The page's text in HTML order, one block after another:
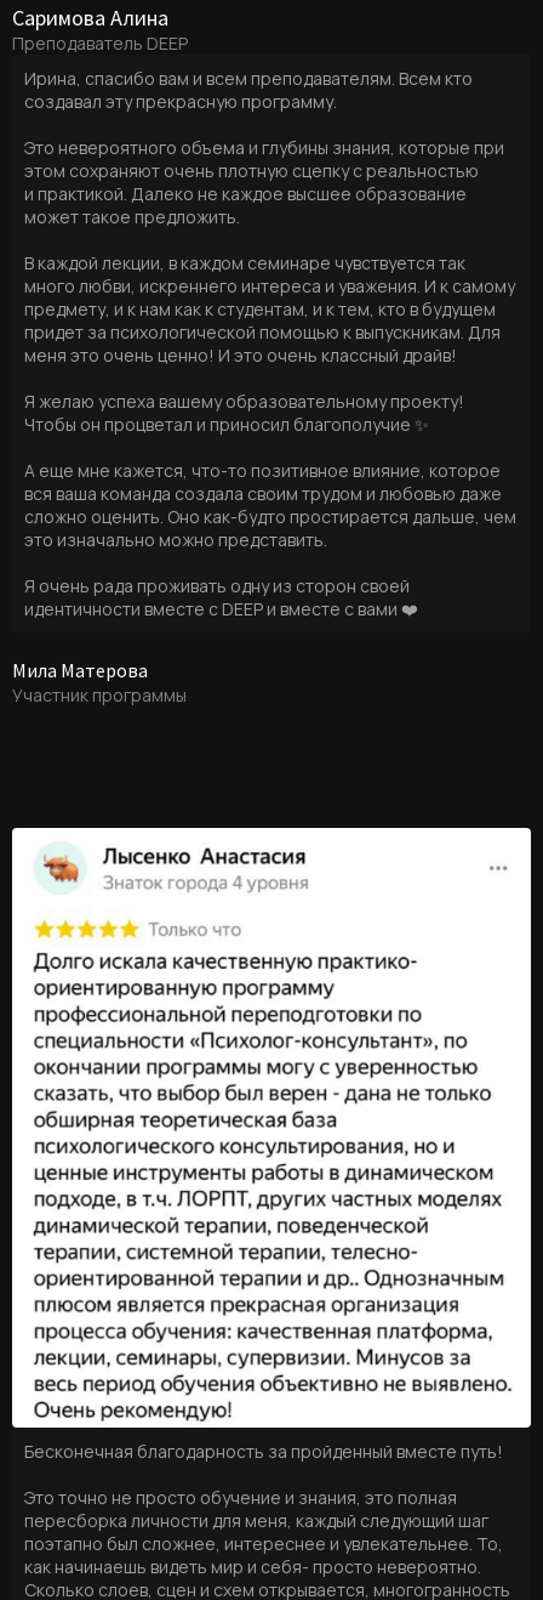
Саримова Алина
Преподаватель DEEP
Ирина, спасибо вам и всем преподавателям. Всем кто
создавал эту прекрасную программу.
Это невероятного объема и глубины знания, которые при
этом сохраняют очень плотную сцепку с реальностью
и практикой. Далеко не каждое высшее образование
может такое предложить.
В каждой лекции, в каждом семинаре чувствуется так
много любви, искреннего интереса и уважения. И к самому
предмету, и к нам как к студентам, и к тем, кто в будущем
придет за психологической помощью к выпускникам. Для
меня это очень ценно! И это очень классный драйв!
Я желаю успеха вашему образовательному проекту!
Чтобы он процветал и приносил благополучие ✨
А еще мне кажется, что-то позитивное влияние, которое
вся ваша команда создала своим трудом и любовью даже
сложно оценить. Оно как-будто простирается дальше, чем
это изначально можно представить.
Я очень рада проживать одну из сторон своей
идентичности вместе с DEEP и вместе с вами ❤️
Мила Матерова
Участник программы
Бесконечная благодарность за пройденный вместе путь!
Это точно не просто обучение и знания, это полная
пересборка личности для меня, каждый следующий шаг
поэтапно был сложнее, интереснее и увлекательнее. То,
как начинаешь видеть мир и себя- просто невероятно.
Сколько слоев, сцен и схем открывается, многогранность